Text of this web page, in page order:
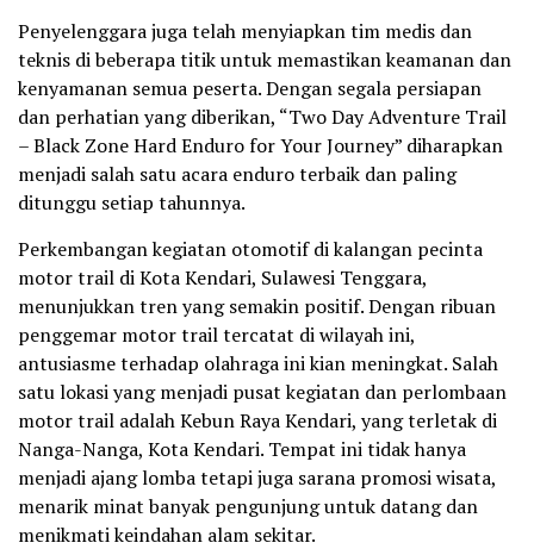
Penyelenggara juga telah menyiapkan tim medis dan
teknis di beberapa titik untuk memastikan keamanan dan
kenyamanan semua peserta. Dengan segala persiapan
dan perhatian yang diberikan, “Two Day Adventure Trail
– Black Zone Hard Enduro for Your Journey” diharapkan
menjadi salah satu acara enduro terbaik dan paling
ditunggu setiap tahunnya.
Perkembangan kegiatan otomotif di kalangan pecinta
motor trail di Kota Kendari, Sulawesi Tenggara,
menunjukkan tren yang semakin positif. Dengan ribuan
penggemar motor trail tercatat di wilayah ini,
antusiasme terhadap olahraga ini kian meningkat. Salah
satu lokasi yang menjadi pusat kegiatan dan perlombaan
motor trail adalah Kebun Raya Kendari, yang terletak di
Nanga-Nanga, Kota Kendari. Tempat ini tidak hanya
menjadi ajang lomba tetapi juga sarana promosi wisata,
menarik minat banyak pengunjung untuk datang dan
menikmati keindahan alam sekitar.